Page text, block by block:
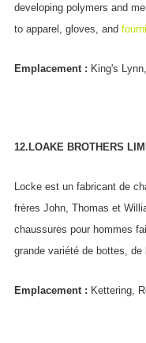
developing polymers and
to apparel, gloves, and
Emplacement : King's
12.LOAKE BROTHERS
Locke est un fabricant de
frères John, Thomas et
chaussures pour hommes
grande variété de bottes, de
Emplacement : Kettering,